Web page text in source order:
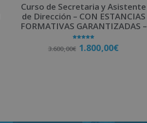
Curso de Secretaria y Asistente
de Dirección – CON ESTANCIAS
FORMATIVAS GARANTIZADAS –
con
5.00
3.600,00€ 1.800,00€